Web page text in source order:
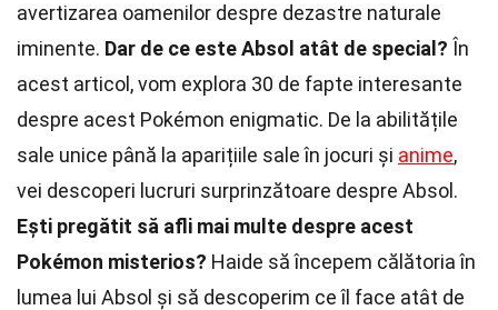
avertizarea oamenilor despre dezastre naturale
iminente. Dar de ce este Absol atât de special? În
acest articol, vom explora 30 de fapte interesante
despre acest Pokémon enigmatic. De la abilitățile
sale unice până la aparițiile sale în jocuri și anime,
vei descoperi lucruri surprinzătoare despre Absol.
Ești pregătit să afli mai multe despre acest
Pokémon misterios? Haide să începem călătoria în
lumea lui Absol și să descoperim ce îl face atât de